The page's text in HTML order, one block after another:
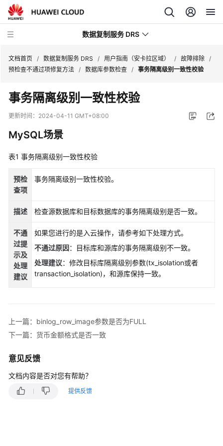
数据复制服务 DRS
最
新
动
品
绍
费
明
快
速
入
户
指
佳
实
文档首页 / 数据复制服务 DRS / 用户指南（安卡拉区域） / 故障排除 /
预检查不通过项修复方法 / 数据库参数检查 / 事务隔离级别一致性校验
事务隔离级别一致性校验
更新时间： 2024-04-11 GMT+08:00
MySQL场景
表1 事务隔离级别一致性校验
预检
查项
事务隔离级别一致性校验。
描述 检查源数据库和目标数据库的事务隔离级别是否一致。
不通
过提
示及
处理
建议
如果您进行的是入云操作，请参考如下处理方式。
不通过原因：目标库和源库的事务隔离级别不一致。
处理建议：修改目标库隔离级别参数(tx_isolation或者
transaction_isolation)，和源库保持一致。
上一篇：binlog_row_image参数是否为FULL
下一篇：货币金额格式是否一致
意见反馈
文档内容是否对您有帮助？
提供反馈